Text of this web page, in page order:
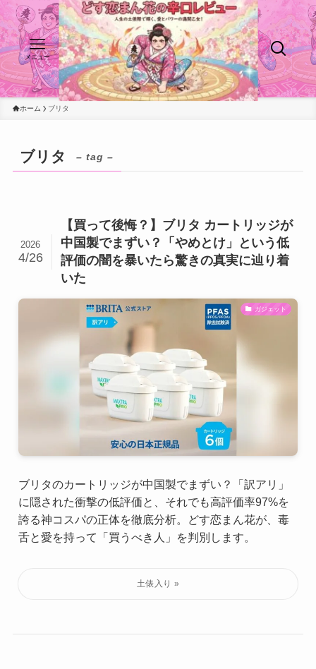
メニュー
ホーム ブリタ
ブリタ – tag –
【買って後悔？】ブリタ カートリッジが
中国製でまずい？「やめとけ」という低
評価の闇を暴いたら驚きの真実に辿り着
いた
2026
4/26
ガジェット
ブリタのカートリッジが中国製でまずい？「訳アリ」
に隠された衝撃の低評価と、それでも高評価率97%を
誇る神コスパの正体を徹底分析。どす恋まん花が、毒
舌と愛を持って「買うべき人」を判別します。